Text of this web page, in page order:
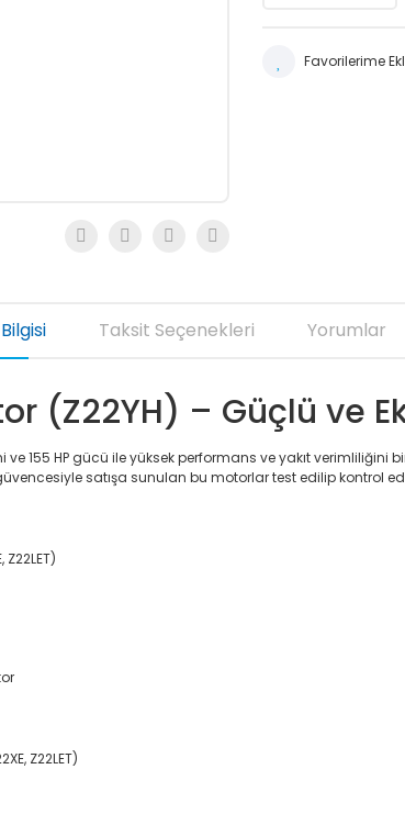
Taksit Seçenekleri Yorumlar
(Z22YH) – Güçlü ve
ve 155 HP gücü ile yüksek performans ve yakıt
satışa sunulan bu motorlar test edilip kontrol
Z22LET)